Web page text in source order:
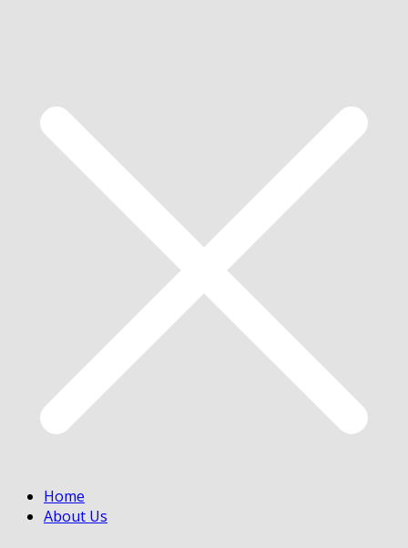
Home
About Us